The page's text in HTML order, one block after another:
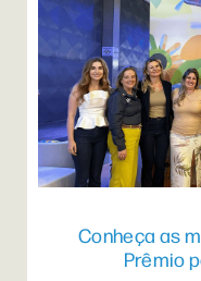
Conheça as
Prêmio